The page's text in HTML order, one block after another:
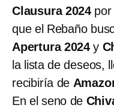
Clausura 2024 por
que el Rebaño
Apertura 2024y
la lista de deseos,
recibiría de
En el seno de